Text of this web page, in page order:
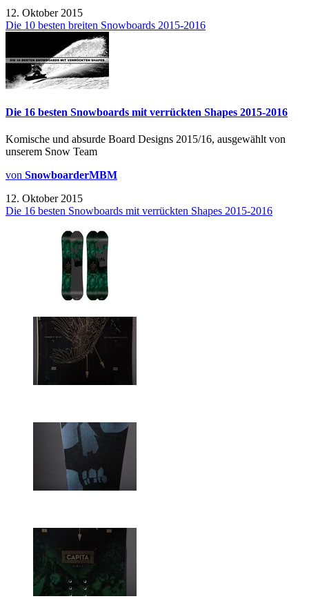
12. Oktober 2015
Die 10 besten breiten Snowboards 2015-2016
Die 16 besten Snowboards mit verrückten Shapes 2015-2016
Komische und absurde Board Designs 2015/16, ausgewählt von
unserem Snow Team
von SnowboarderMBM
12. Oktober 2015
Die 16 besten Snowboards mit verrückten Shapes 2015-2016